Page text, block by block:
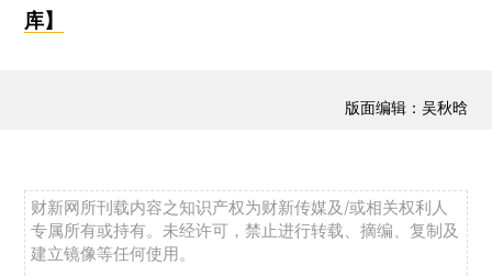
库】
版面编辑：吴秋晗
财新网所刊载内容之知识产权为财新传媒及/或相关权利人
专属所有或持有。未经许可，禁止进行转载、摘编、复制及
建立镜像等任何使用。